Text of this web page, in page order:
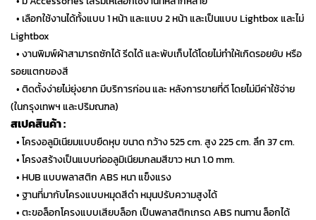
• เลือกใช้งานได้ทั้งแบบ 1 หน้า และแบบ 2 หน้า และเป็นแบบ Lightbox และไม่
Lightbox
• งานพิมพ์ผ้าสามารถซักได้ รีดได้ และพับเก็บได้โดยไม่ทำให้เกิดรอยยับ หรือ
รอยแตกของสี
• ติดตั้งง่ายไม่ยุ่งยาก มีบริการก่อน และ หลังการขายที่ดี โดยไม่มีค่าใช้จ่าย
(ในกรุงเทพฯ และปริมณฑล)
สเปคสินค้า :
• โครงอลูมิเนียมแบบยืดหุบ ขนาด กว้าง 525 cm. สูง 225 cm. ลึก 37 cm.
• โครงสร้างเป็นแบบท่ออลูมิเนียมกลมสีขาว หนา 1.0 mm.
• HUB แบบพลาสติก ABS หนา แข็งแรง
• ฐานที่มากับโครงแบบหมุดสีดำ หมุนปรับความสูงได้
• ตะขอล็อกโครงแบบเสียบล็อก เป็นพลาสติกเกรด ABS ทนทาน ล็อกได้